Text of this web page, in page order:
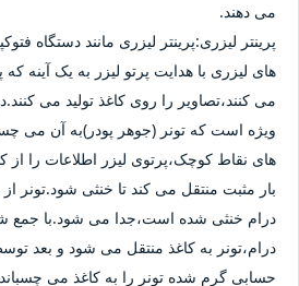
می دهند.
پرینتر لیزری:پرینتر لیزری مانند دستگاه
های لیزری با هدایت پرتو لیزر به یک آینه
می کنند،تصاویر را روی کاغذ تولید می
ویژه است که تونر (جوهر پودر)به آن می
های نقاط کوچک،پرتوی لیزر اطلاعات را از
بار مثبت منتقل می کند تا خنثی شود.تونر
درام خنثی شده است،جدا می شود.با جمع
درام،تونر به کاغذ منتقل می شود و بعد
حسابی گرم شده تونر را به کاغذ می